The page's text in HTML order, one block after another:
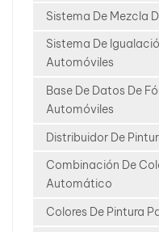
solución potente y en
PLUS. 1. Más de
marcas de vehículos
PLUS incluye más de
abarcan: Vehículos de
extranjero. Vehículos
nuevas energías (VE e
automóviles chinos
sudeste asiático,
Sistema De Mezcla
Sistema De
Automóviles
Base De Datos De
Automóviles
Distribuidor De
Combinación De
Automático
Colores De Pintura